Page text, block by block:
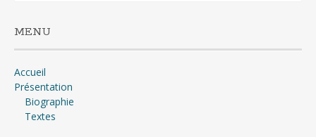
MENU
Accueil
Présentation
Biographie
Textes